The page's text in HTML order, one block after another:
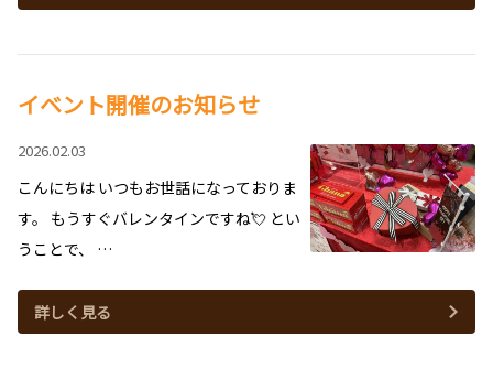
イベント開催のお知らせ
2026.02.03
こんにちは いつもお世話になっておりま
す。 もうすぐバレンタインですね💘 とい
うことで、 …
詳しく見る